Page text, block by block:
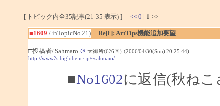
[ トピック内全35記事(21-35 表示) ] << 0 | 1 >>
■1609 / inTopicNo.21) Re[8]: ArtTips機能追加要望
□投稿者/ Sahmaro ＠ 大御所(626回)-(2006/04/30(Sun) 20:25:44)
http://www2s.biglobe.ne.jp/~sahmaro/
■No1602に返信(秋ね